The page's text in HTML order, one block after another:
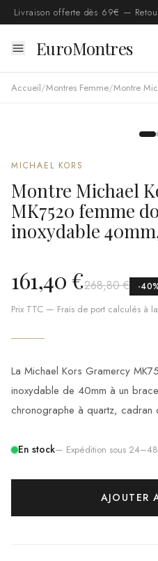
Livraison offerte dès 69€ —
EuroMontres
Accueil/Montres Femme/
MICHAEL KORS
Montre Michael
MK7520 femme
inoxydable
161,40 €268,80 € -40
Prix TTC — Frais de port calculés à
La Michael Kors Gramercy
inoxydable de 40mm à un
chronographe à quartz, cadran
En stock— Expédition sous
AJOUTER